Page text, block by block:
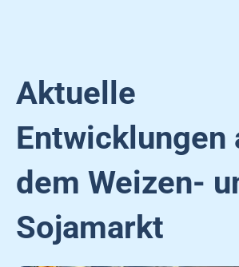
Aktuelle
Entwicklungen
dem Weizen-
Sojamarkt